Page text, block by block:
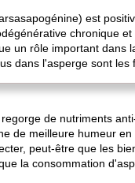
est
chronique
un rôle important dans
dans l'asperge sont
de nutriments
de meilleure humeur
peut-être que les
la consommation